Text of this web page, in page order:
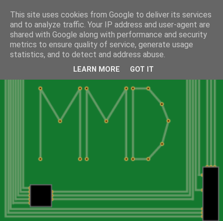
This site uses cookies from Google to deliver its services
and to analyze traffic. Your IP address and user-agent are
shared with Google along with performance and security
metrics to ensure quality of service, generate usage
statistics, and to detect and address abuse.
LEARN MORE GOT IT